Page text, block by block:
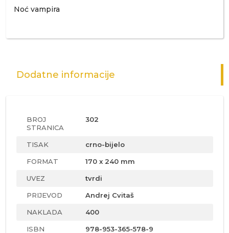
Noć vampira
Dodatne informacije
BROJ
STRANICA
302
TISAK crno-bijelo
FORMAT 170 x 240 mm
UVEZ tvrdi
PRIJEVOD Andrej Cvitaš
NAKLADA 400
ISBN 978-953-365-578-9